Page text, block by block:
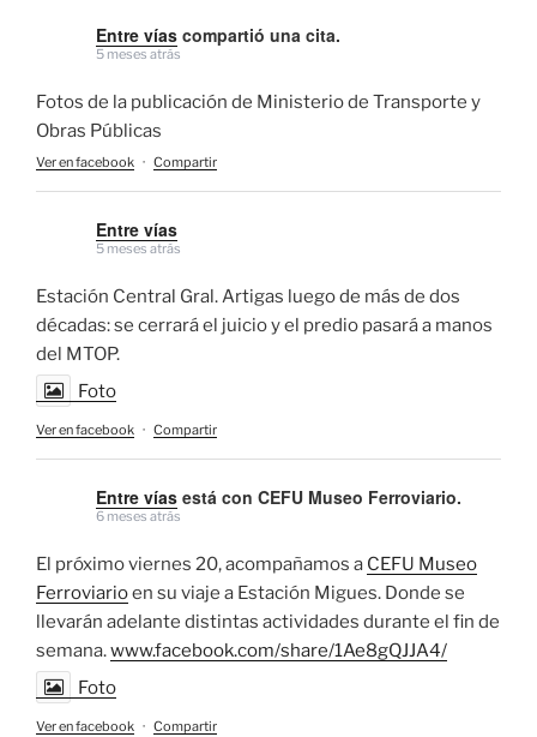
Entre vías compartió una cita.
5 meses atrás
Fotos de la publicación de Ministerio de Transporte y
Obras Públicas
Ver en facebook · Compartir
Entre vías
5 meses atrás
Estación Central Gral. Artigas luego de más de dos
décadas: se cerrará el juicio y el predio pasará a manos
del MTOP.
Foto
Ver en facebook · Compartir
Entre vías está con CEFU Museo Ferroviario.
6 meses atrás
El próximo viernes 20, acompañamos a CEFU Museo
Ferroviarioen su viaje a Estación Migues. Donde se
llevarán adelante distintas actividades durante el fin de
semana.www.facebook.com/share/1Ae8gQJJA4/
Foto
Ver en facebook · Compartir